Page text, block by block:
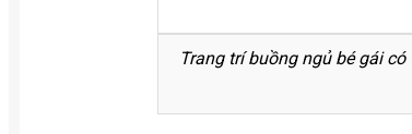
Trang trí buồng ngủ bé gái